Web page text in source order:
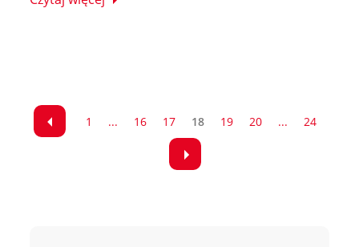
1 ... 16 17 18 19 20 ... 24